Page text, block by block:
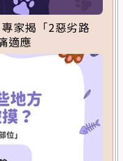
家揭「2惡劣路
適應